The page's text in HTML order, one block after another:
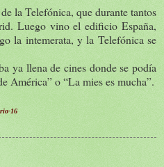
la Telefónica, que durante tantos
Luego vino el edificio España,
la intemerata, y la Telefónica se
ya llena de cines donde se podía
América” o “La mies es mucha”.
16